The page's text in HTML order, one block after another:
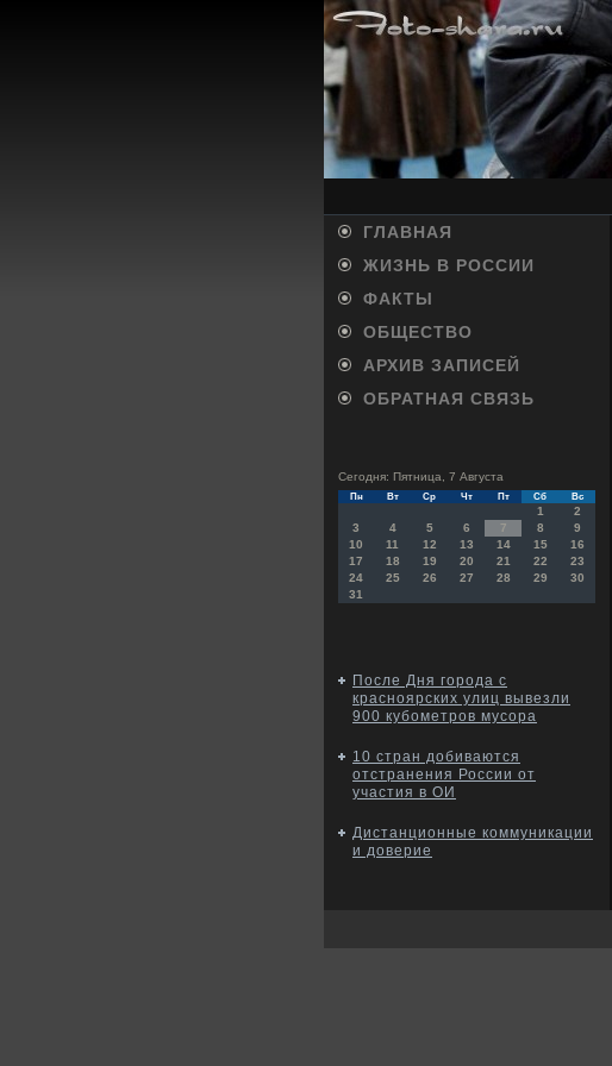
ГЛАВНАЯ
ЖИЗНЬ В РОССИИ
ФАКТЫ
ОБЩЕСТВО
АРХИВ ЗАПИСЕЙ
ОБРАТНАЯ СВЯЗЬ
Сегодня: Пятница, 7 Августа
Пн Вт Ср Чт Пт Сб Вс
1
2
3
4 5 6 7 8
9
10
11 12 13 14 15
16
17
18 19 20 21 22
23
24
25 26 27 28 29
30
31
После Дня города с
красноярских улиц вывезли
900 кубометров мусора
10 стран добиваются
отстранения России от
участия в ОИ
Дистанционные коммуникации
и доверие